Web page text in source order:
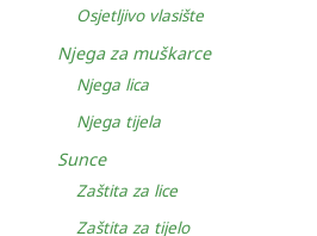
Osjetljivo vlasište
Njega za muškarce
Njega lica
Njega tijela
Sunce
Zaštita za lice
Zaštita za tijelo